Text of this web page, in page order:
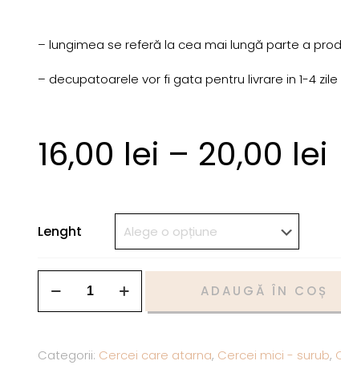
– lungimea se referă la cea mai lungă parte a
– decupatoarele vor fi gata pentru livrare in 1-4 zile
16,00 lei – 20,00 lei
Lenght
ADAUGĂ ÎN COȘ
Categorii: Cercei care atarna, Cercei mici - surub,